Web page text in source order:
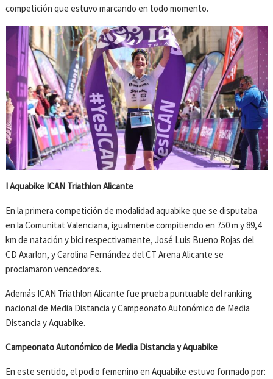
competición que estuvo marcando en todo momento.
I Aquabike ICAN Triathlon Alicante
En la primera competición de modalidad aquabike que se disputaba
en la Comunitat Valenciana, igualmente compitiendo en 750 m y 89,4
km de natación y bici respectivamente, José Luis Bueno Rojas del
CD Axarlon, y Carolina Fernández del CT Arena Alicante se
proclamaron vencedores.
Además ICAN Triathlon Alicante fue prueba puntuable del ranking
nacional de Media Distancia y Campeonato Autonómico de Media
Distancia y Aquabike.
Campeonato Autonómico de Media Distancia y Aquabike
En este sentido, el podio femenino en Aquabike estuvo formado por: